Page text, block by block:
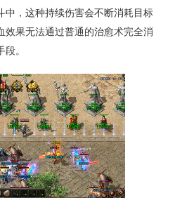
中，这种持续伤害会不断消耗目标
效果无法通过普通的治愈术完全消
。